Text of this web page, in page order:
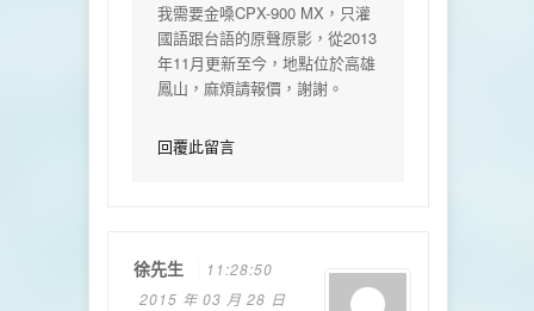
我需要金嗓CPX-900 MX，只灌
國語跟台語的原聲原影，從2013
年11月更新至今，地點位於高雄
鳳山，麻煩請報價，謝謝。
回覆此留言
徐先生
11:28:50
2015 年 03 月 28 日